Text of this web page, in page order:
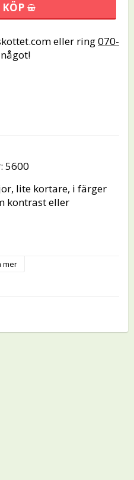
KÖP
eller ring070-
5600
lite kortare, i färger
kontrast eller
mer